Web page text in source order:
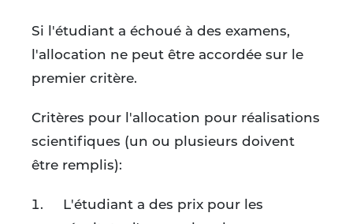
Si l'étudiant a échoué à des examens,
l'allocation ne peut être accordée sur le
premier critère.
Critères pour l'allocation pour réalisations
scientifiques (un ou plusieurs doivent
être remplis):
L'étudiant a des prix pour les